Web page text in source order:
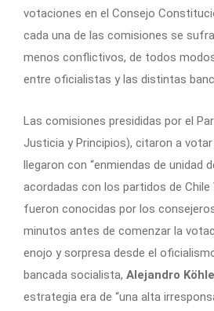
votaciones en el Consejo
cada una de las comisiones se
menos conflictivos, de todos
entre oficialistas y las distintas
Las comisiones presididas por el
Justicia y Principios), citaron a
llegaron con “enmiendas de unidad
acordadas con los partidos de Chile
fueron conocidas por los
minutos antes de comenzar la
enojo y sorpresa desde el
bancada socialista, Alejandro
estrategia era de “una alta